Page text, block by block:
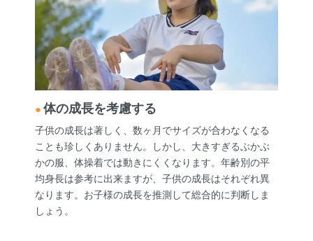
体の成長を考慮する
子供の成長は著しく、数ヶ月でサイズが合わなくなる
ことも珍しくありません。しかし、大きすぎるぶかぶ
かの服、体操着では動きにくくなります。年齢別の平
均身長は参考に出来ますが、子供の成長はそれぞれ異
なります。お子様の成長を推測して総合的に判断しま
しょう。